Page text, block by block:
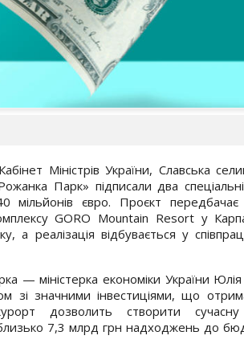
Міністрів України, Славська
Парк» підписали два спеціальні
мільйонів євро. Проєкт передбачає
GORO Mountain Resort у
а реалізація відбувається у
— міністерка економіки України
зі значними інвестиціями, що
дозволить створити сучасну
7,3 млрд грн надходжень до